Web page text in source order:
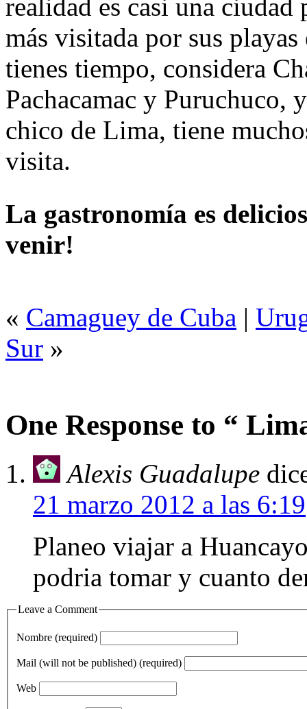
realidad es casi una
más visitada por sus
tienes tiempo, considera
Pachacamac y Puruchuco,
chico de Lima, tiene
visita.
La gastronomía es
venir!
« Camaguey de Cuba |
Sur »
One Response to “
Alexis Guadalupe
21 marzo 2012 a las 6:19
Planeo viajar a
podria tomar y cuanto
Leave a Comment
Nombre (required)
Mail (will not be published) (required)
Web